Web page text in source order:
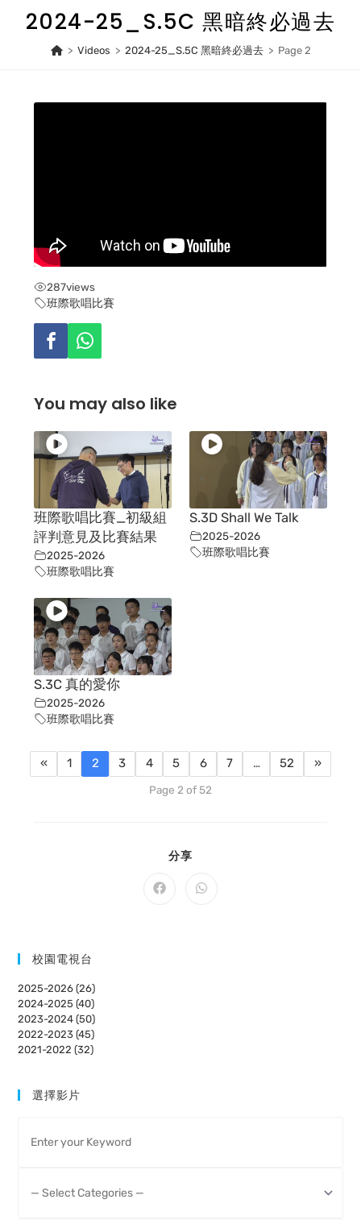
2024-25_S.5C 黑暗終必過去
> Videos > 2024-25_S.5C 黑暗終必過去 > Page 2
287views
班際歌唱比賽
You may also like
班際歌唱比賽_初級組
評判意見及比賽結果
2025-2026
班際歌唱比賽
S.3D Shall We Talk
2025-2026
班際歌唱比賽
S.3C 真的愛你
2025-2026
班際歌唱比賽
« 1 2 3 4 5 6 7 … 52 »
Page 2 of 52
分享
CONTENT
Opens
Opens
校園電視台
2025-2026 (26)
2024-2025 (40)
2023-2024 (50)
2022-2023 (45)
2021-2022 (32)
選擇影片